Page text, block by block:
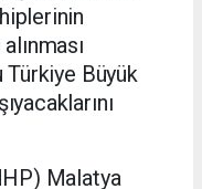
Büyük
Malatya